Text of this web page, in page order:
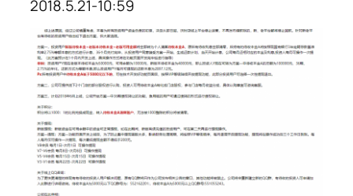
2018.5.21-10:59